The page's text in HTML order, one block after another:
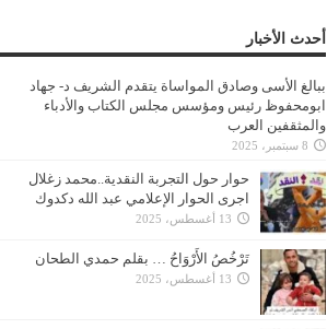
أحدث الأخبار
ببالغ الأسى وصادق المواساة يتقدم الشريف د- جهاد
ابومحفوظ رئيس ومؤسس مجلس الكتاب والأدباء
والمثقفين العرب
8 سبتمبر، 2025
حوار حول التجربة النقدية..محمد زغلال
اجرى الحوار الإعلامي عبد الله دكدوك
13 أغسطس، 2025
تَرْخُصُ الأَرْوَاحُ … بقلم حمدي الطحان
13 أغسطس، 2025